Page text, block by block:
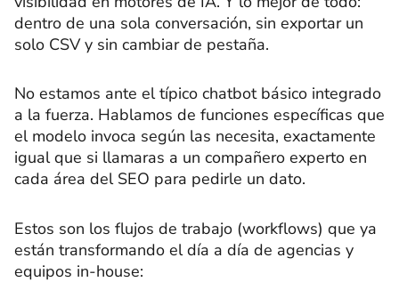
dentro de una sola conversación, sin exportar un
solo CSV y sin cambiar de pestaña.
No estamos ante el típico chatbot básico integrado
a la fuerza. Hablamos de funciones específicas que
el modelo invoca según las necesita, exactamente
igual que si llamaras a un compañero experto en
cada área del SEO para pedirle un dato.
Estos son los flujos de trabajo (workflows) que ya
están transformando el día a día de agencias y
equipos in-house: